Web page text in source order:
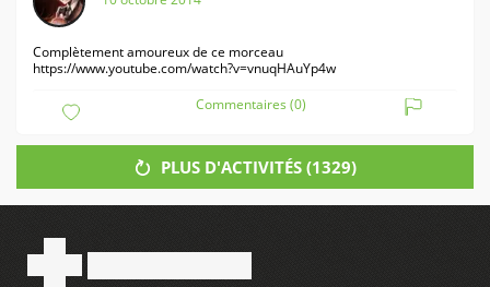
Complètement amoureux de ce morceau
https://www.youtube.com/watch?v=vnuqHAuYp4w
Commentaires (0)
PLUS D'ACTIVITÉS (1329)